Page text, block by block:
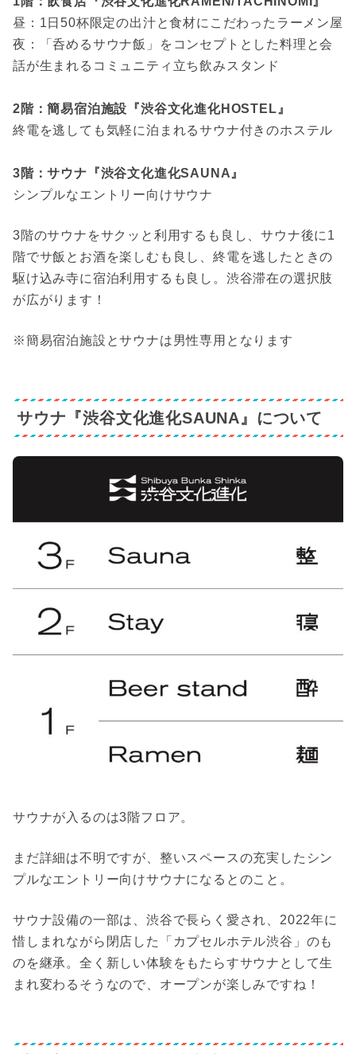
昼：1日50杯限定の出汁と食材にこだわったラーメン屋
夜：「呑めるサウナ飯」をコンセプトとした料理と会
話が生まれるコミュニティ立ち飲みスタンド
2階：簡易宿泊施設『渋谷文化進化HOSTEL』
終電を逃しても気軽に泊まれるサウナ付きのホステル
3階：サウナ『渋谷文化進化SAUNA』
シンプルなエントリー向けサウナ
3階のサウナをサクッと利用するも良し、サウナ後に1
階でサ飯とお酒を楽しむも良し、終電を逃したときの
駆け込み寺に宿泊利用するも良し。渋谷滞在の選択肢
が広がります！
※簡易宿泊施設とサウナは男性専用となります
サウナ『渋谷文化進化SAUNA』について
サウナが入るのは3階フロア。
まだ詳細は不明ですが、整いスペースの充実したシン
プルなエントリー向けサウナになるとのこと。
サウナ設備の一部は、渋谷で長らく愛され、2022年に
惜しまれながら閉店した「カプセルホテル渋谷」のも
のを継承。全く新しい体験をもたらすサウナとして生
まれ変わるそうなので、オープンが楽しみですね！